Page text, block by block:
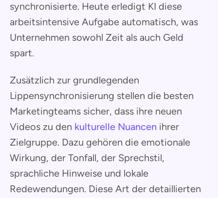
synchronisierte. Heute erledigt KI diese
arbeitsintensive Aufgabe automatisch, was
Unternehmen sowohl Zeit als auch Geld
spart.
Zusätzlich zur grundlegenden
Lippensynchronisierung stellen die besten
Marketingteams sicher, dass ihre neuen
Videos zu den kulturelle Nuancen ihrer
Zielgruppe. Dazu gehören die emotionale
Wirkung, der Tonfall, der Sprechstil,
sprachliche Hinweise und lokale
Redewendungen. Diese Art der detaillierten